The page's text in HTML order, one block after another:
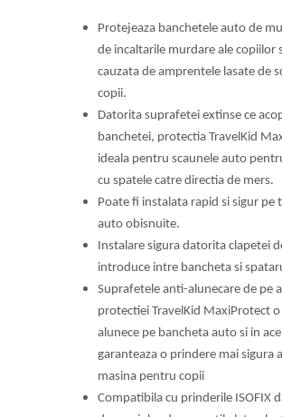
Protejeaza banchetele auto de
de incaltarile murdare ale copiilor
cauzata de amprentele lasate de
copii.
Datorita suprafetei extinse ce
banchetei, protectia TravelKid
ideala pentru scaunele auto
cu spatele catre directia de mers.
Poate fi instalata rapid si sigur pe
auto obisnuite.
Instalare sigura datorita clapetei
introduce intre bancheta si
Suprafetele anti-alunecare de pe
protectiei TravelKid MaxiProtect
alunece pe bancheta auto si in
garanteaza o prindere mai sigura
masina pentru copii
Compatibila cu prinderile ISOFIX